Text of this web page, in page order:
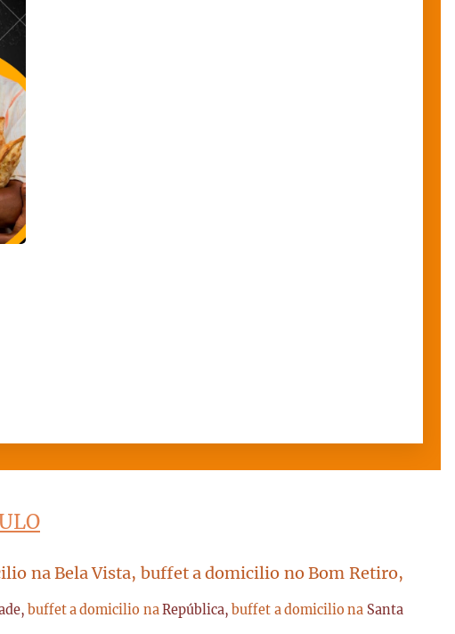
na Bela Vista, buffet a domicilio no Bom Retiro,
buffet a domicilio naRepública,buffet a domicilio na Santa